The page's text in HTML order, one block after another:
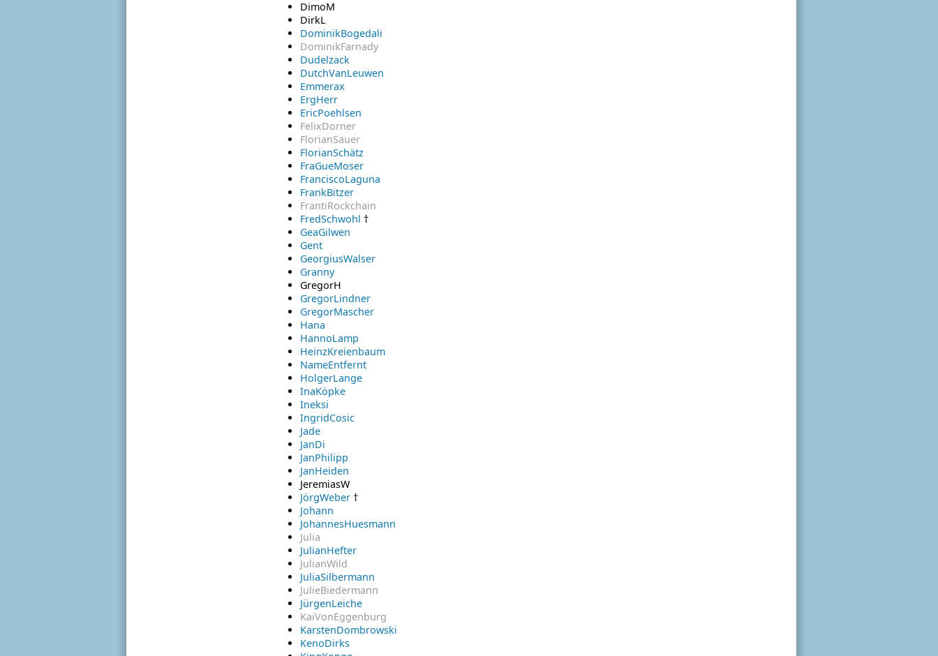
DimoM
DirkL
DominikBogedali
DominikFarnady
Dudelzack
DutchVanLeuwen
Emmerax
ErgHerr
EricPoehlsen
FelixDorner
FlorianSauer
FlorianSchätz
FraGueMoser
FranciscoLaguna
FrankBitzer
FrantiRockchain
FredSchwohl †
GeaGilwen
Gent
GeorgiusWalser
Granny
GregorH
GregorLindner
GregorMascher
Hana
HannoLamp
HeinzKreienbaum
NameEntfernt
HolgerLange
InaKöpke
Ineksi
IngridCosic
Jade
JanDi
JanPhilipp
JanHeiden
JeremiasW
JörgWeber†
Johann
JohannesHuesmann
Julia
JulianHefter
JulianWild
JuliaSilbermann
JulieBiedermann
JürgenLeiche
KaiVonEggenburg
KarstenDombrowski
KenoDirks